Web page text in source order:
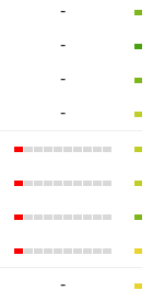
-
-
-
-
-